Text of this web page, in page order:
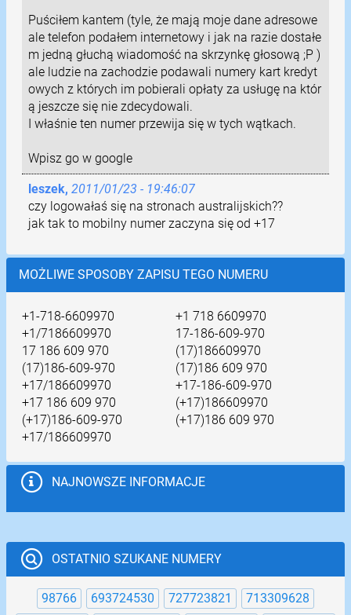
Puściłem kantem (tyle, że mają moje dane adresowe
ale telefon podałem internetowy i jak na razie dostałe
m jedną głuchą wiadomość na skrzynkę głosową ;P )
ale ludzie na zachodzie podawali numery kart kredyt
owych z których im pobierali opłaty za usługę na któr
ą jeszcze się nie zdecydowali.
I właśnie ten numer przewija się w tych wątkach.
Wpisz go w google
leszek, 2011/01/23 - 19:46:07
czy logowałaś się na stronach australijskich??
jak tak to mobilny numer zaczyna się od +17
MOŻLIWE SPOSOBY ZAPISU TEGO NUMERU
+1-718-6609970
+1 718 6609970
+1/7186609970
17-186-609-970
17 186 609 970
(17)186609970
(17)186-609-970
(17)186 609 970
+17/186609970
+17-186-609-970
+17 186 609 970
(+17)186609970
(+17)186-609-970
(+17)186 609 970
+17/186609970
NAJNOWSZE INFORMACJE
OSTATNIO SZUKANE NUMERY
98766 693724530 727723821
713309628